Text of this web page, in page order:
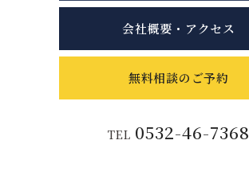
会社概要・アクセス
無料相談のご予約
TEL 0532-46-7368